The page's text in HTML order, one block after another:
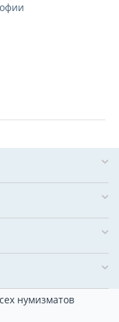
нумизматов